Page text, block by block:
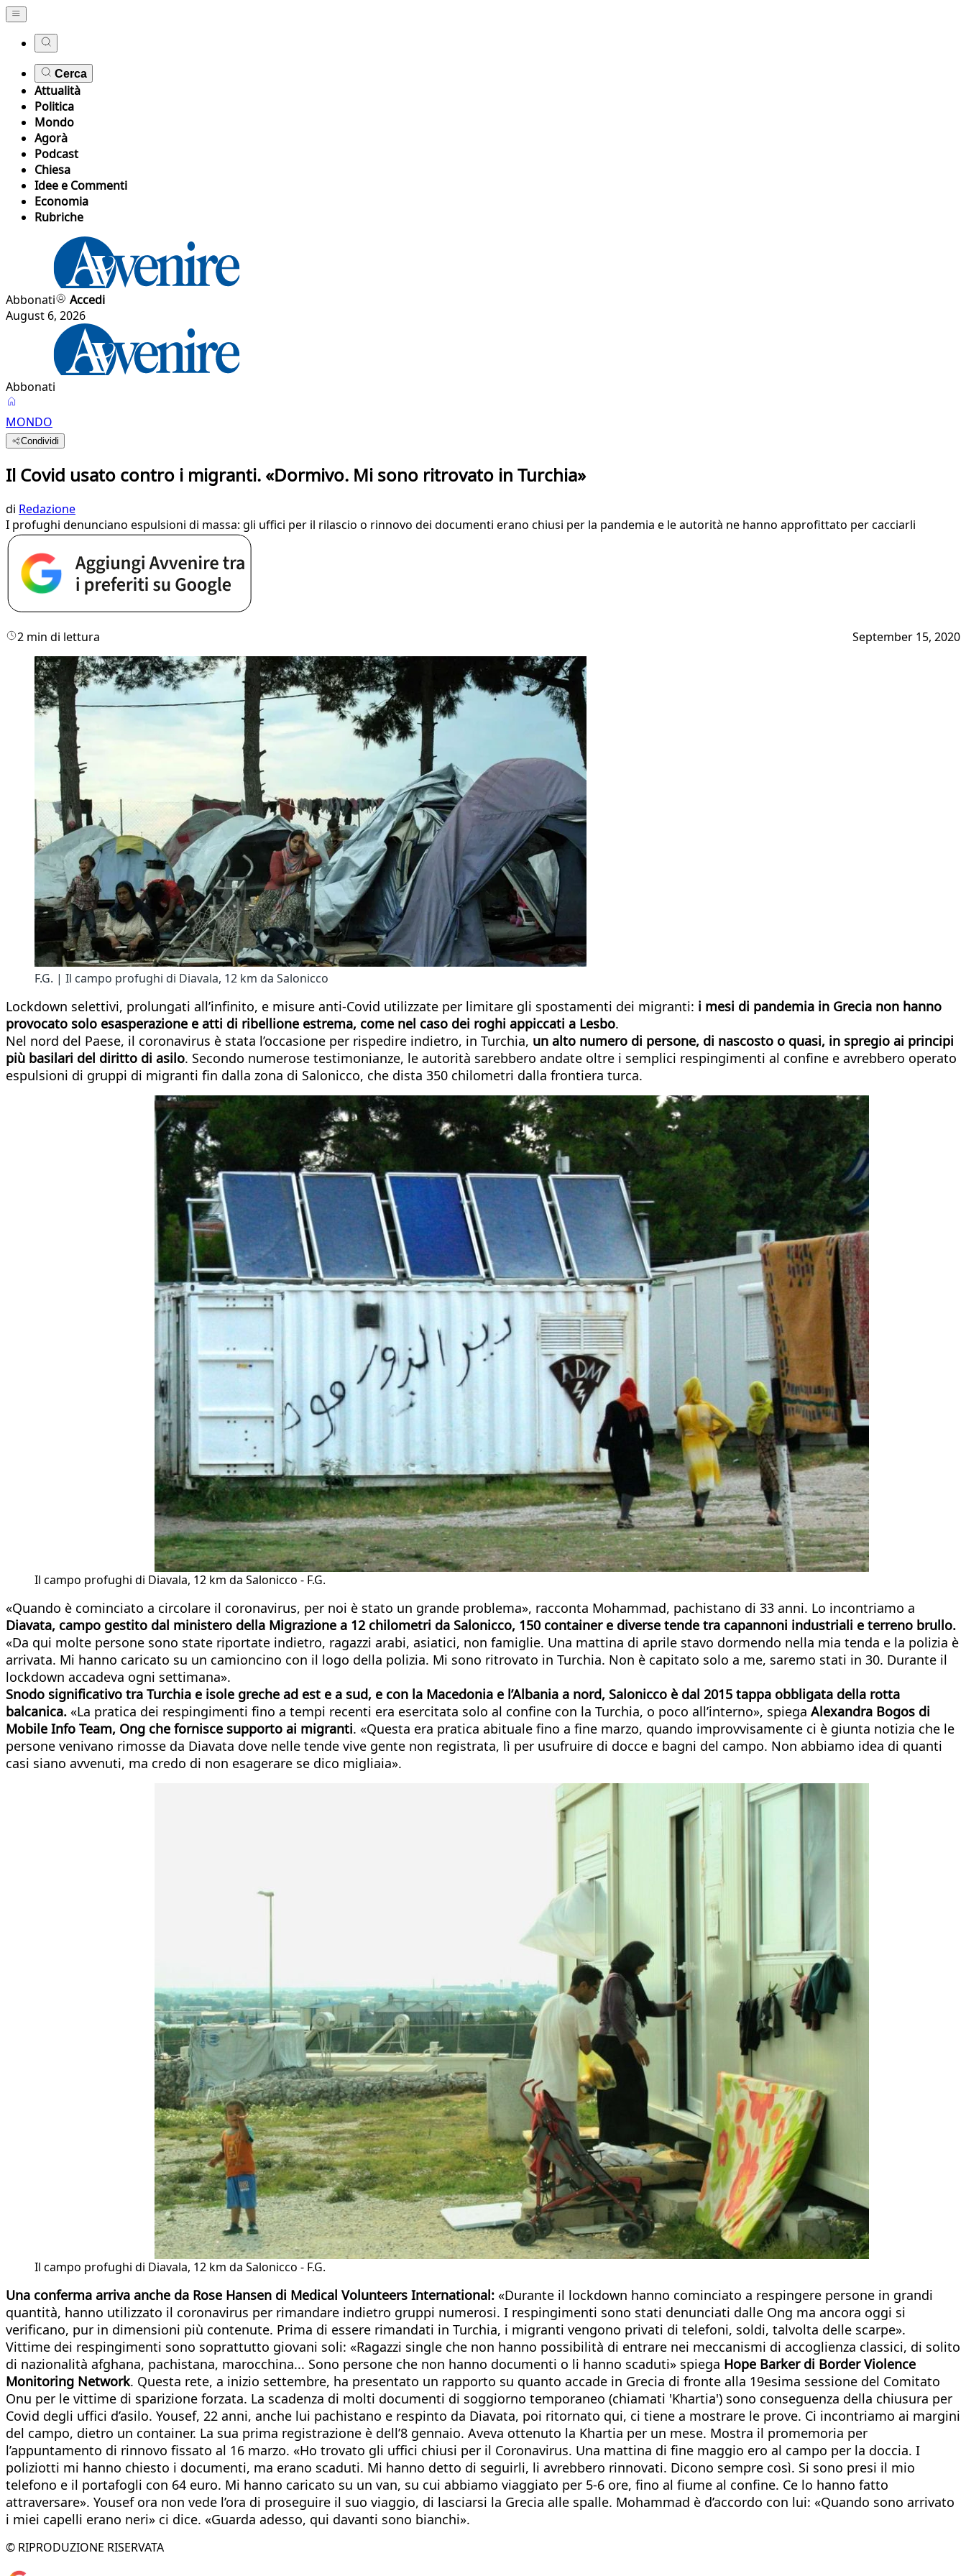
Cerca
Attualità
Politica
Mondo
Agorà
Podcast
Chiesa
Idee e Commenti
Economia
Rubriche
Abbonati
Accedi
August 6, 2026
Abbonati
MONDO
Condividi
Il Covid usato contro i migranti. «Dormivo. Mi sono ritrovato in Turchia»
di Redazione
I profughi denunciano espulsioni di massa: gli uffici per il rilascio o rinnovo dei documenti erano chiusi per la pandemia e le autorità ne hanno approfittato per cacciarli
2 min di lettura September 15, 2020
F.G. | Il campo profughi di Diavala, 12 km da Salonicco
Lockdown selettivi, prolungati all’infinito, e misure anti-Covid utilizzate per limitare gli spostamenti dei migranti: i mesi di pandemia in Grecia non hanno
provocato solo esasperazione e atti di ribellione estrema, come nel caso dei roghi appiccati a Lesbo.
Nel nord del Paese, il coronavirus è stata l’occasione per rispedire indietro, in Turchia, un alto numero di persone, di nascosto o quasi, in spregio ai principi
più basilari del diritto di asilo. Secondo numerose testimonianze, le autorità sarebbero andate oltre i semplici respingimenti al confine e avrebbero operato
espulsioni di gruppi di migranti fin dalla zona di Salonicco, che dista 350 chilometri dalla frontiera turca.
Il campo profughi di Diavala, 12 km da Salonicco - F.G.
«Quando è cominciato a circolare il coronavirus, per noi è stato un grande problema», racconta Mohammad, pachistano di 33 anni. Lo incontriamo a
Diavata, campo gestito dal ministero della Migrazione a 12 chilometri da Salonicco, 150 container e diverse tende tra capannoni industriali e terreno brullo.
«Da qui molte persone sono state riportate indietro, ragazzi arabi, asiatici, non famiglie. Una mattina di aprile stavo dormendo nella mia tenda e la polizia è
arrivata. Mi hanno caricato su un camioncino con il logo della polizia. Mi sono ritrovato in Turchia. Non è capitato solo a me, saremo stati in 30. Durante il
lockdown accadeva ogni settimana».
Snodo significativo tra Turchia e isole greche ad est e a sud, e con la Macedonia e l’Albania a nord, Salonicco è dal 2015 tappa obbligata della rotta
balcanica. «La pratica dei respingimenti fino a tempi recenti era esercitata solo al confine con la Turchia, o poco all’interno», spiega Alexandra Bogos di
Mobile Info Team, Ong che fornisce supporto ai migranti. «Questa era pratica abituale fino a fine marzo, quando improvvisamente ci è giunta notizia che le
persone venivano rimosse da Diavata dove nelle tende vive gente non registrata, lì per usufruire di docce e bagni del campo. Non abbiamo idea di quanti
casi siano avvenuti, ma credo di non esagerare se dico migliaia».
Il campo profughi di Diavala, 12 km da Salonicco - F.G.
Una conferma arriva anche da Rose Hansen di Medical Volunteers International: «Durante il lockdown hanno cominciato a respingere persone in grandi
quantità, hanno utilizzato il coronavirus per rimandare indietro gruppi numerosi. I respingimenti sono stati denunciati dalle Ong ma ancora oggi si
verificano, pur in dimensioni più contenute. Prima di essere rimandati in Turchia, i migranti vengono privati di telefoni, soldi, talvolta delle scarpe».
Vittime dei respingimenti sono soprattutto giovani soli: «Ragazzi single che non hanno possibilità di entrare nei meccanismi di accoglienza classici, di solito
di nazionalità afghana, pachistana, marocchina... Sono persone che non hanno documenti o li hanno scaduti» spiega Hope Barker di Border Violence
Monitoring Network. Questa rete, a inizio settembre, ha presentato un rapporto su quanto accade in Grecia di fronte alla 19esima sessione del Comitato
Onu per le vittime di sparizione forzata. La scadenza di molti documenti di soggiorno temporaneo (chiamati 'Khartia') sono conseguenza della chiusura per
Covid degli uffici d’asilo. Yousef, 22 anni, anche lui pachistano e respinto da Diavata, poi ritornato qui, ci tiene a mostrare le prove. Ci incontriamo ai margini
del campo, dietro un container. La sua prima registrazione è dell’8 gennaio. Aveva ottenuto la Khartia per un mese. Mostra il promemoria per
l’appuntamento di rinnovo fissato al 16 marzo. «Ho trovato gli uffici chiusi per il Coronavirus. Una mattina di fine maggio ero al campo per la doccia. I
poliziotti mi hanno chiesto i documenti, ma erano scaduti. Mi hanno detto di seguirli, li avrebbero rinnovati. Dicono sempre così. Si sono presi il mio
telefono e il portafogli con 64 euro. Mi hanno caricato su un van, su cui abbiamo viaggiato per 5-6 ore, fino al fiume al confine. Ce lo hanno fatto
attraversare». Yousef ora non vede l’ora di proseguire il suo viaggio, di lasciarsi la Grecia alle spalle. Mohammad è d’accordo con lui: «Quando sono arrivato
i miei capelli erano neri» ci dice. «Guarda adesso, qui davanti sono bianchi».
© RIPRODUZIONE RISERVATA